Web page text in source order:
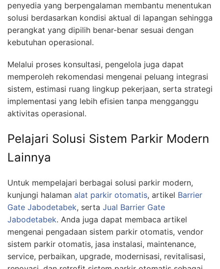
penyedia yang berpengalaman membantu menentukan
solusi berdasarkan kondisi aktual di lapangan sehingga
perangkat yang dipilih benar-benar sesuai dengan
kebutuhan operasional.
Melalui proses konsultasi, pengelola juga dapat
memperoleh rekomendasi mengenai peluang integrasi
sistem, estimasi ruang lingkup pekerjaan, serta strategi
implementasi yang lebih efisien tanpa mengganggu
aktivitas operasional.
Pelajari Solusi Sistem Parkir Modern
Lainnya
Untuk mempelajari berbagai solusi parkir modern,
kunjungi halaman alat parkir otomatis, artikel Barrier
Gate Jabodetabek, serta Jual Barrier Gate
Jabodetabek. Anda juga dapat membaca artikel
mengenai pengadaan sistem parkir otomatis, vendor
sistem parkir otomatis, jasa instalasi, maintenance,
service, perbaikan, upgrade, modernisasi, revitalisasi,